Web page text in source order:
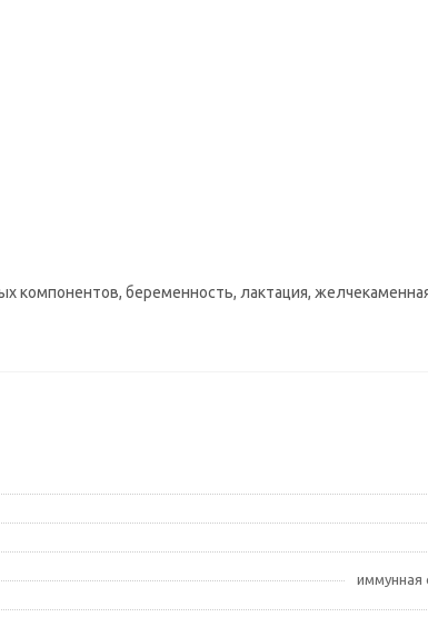
компонентов, беременность, лактация,
иммунная